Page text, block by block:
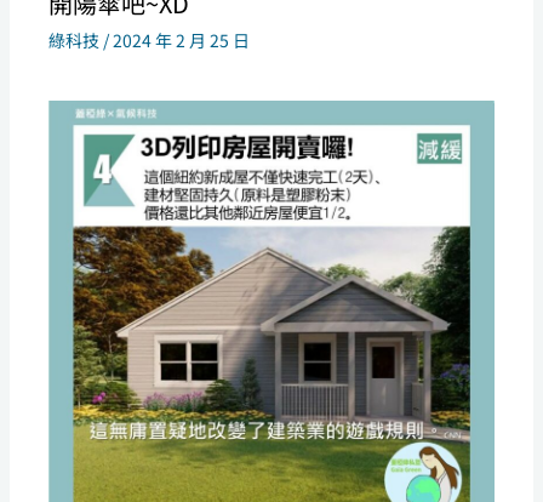
綠科技 /2024 年 2 月 25 日